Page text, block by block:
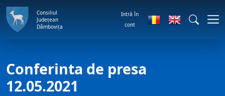
Consiliul
Județean
Dâmbovița
Intră în
cont
Conferinta de presa
12.05.2021